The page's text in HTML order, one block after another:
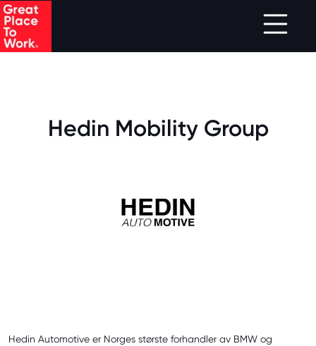
.
Skip to main content
Hedin Mobility Group
Hedin Automotive er Norges største forhandler av BMW og